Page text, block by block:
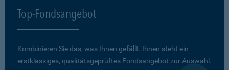
Top-Fondsangebot
Kombinieren Sie das, was Ihnen gefällt. Ihnen steht ein
erstklassiges, qualitätsgeprüftes Fondsangebot zur Auswahl.